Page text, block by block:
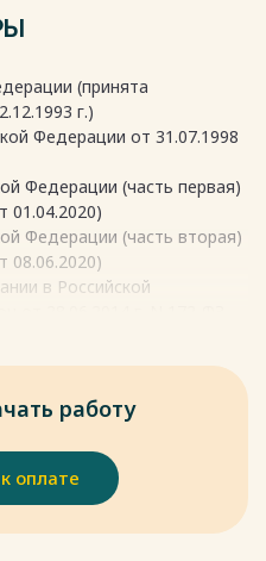
основным инструментом
территории и
в правовой форме.
после покупки
(принята
г.)
Федерации от 31.07.1998
Федерации (часть первая)
01.04.2020)
Федерации (часть вторая)
08.06.2020)
в Российской
задачах
на период до 2024 года:
от 07.05.2018 г. N
после покупки
работу
оплате